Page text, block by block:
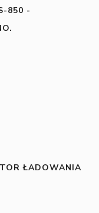
850 -
ŁADOWANIA